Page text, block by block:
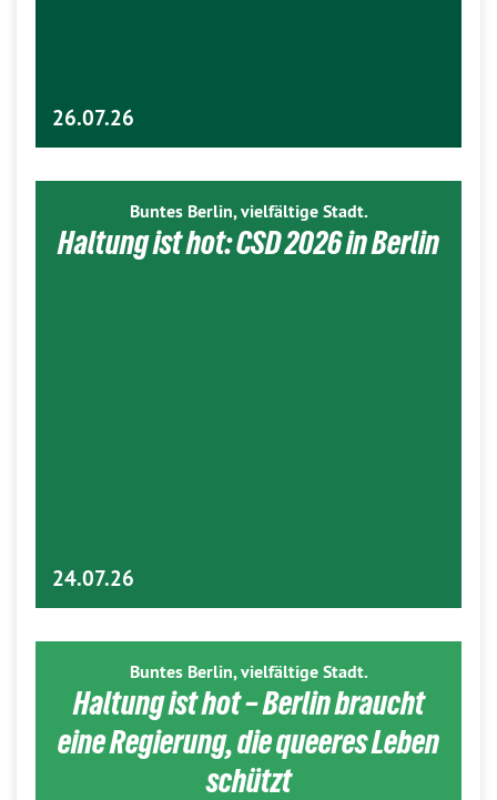
26.07.26
Buntes Berlin, vielfältige Stadt.
Haltung ist hot: CSD 2026 in Berlin
24.07.26
Buntes Berlin, vielfältige Stadt.
Haltung ist hot – Berlin braucht
eine Regierung, die queeres Leben
schützt